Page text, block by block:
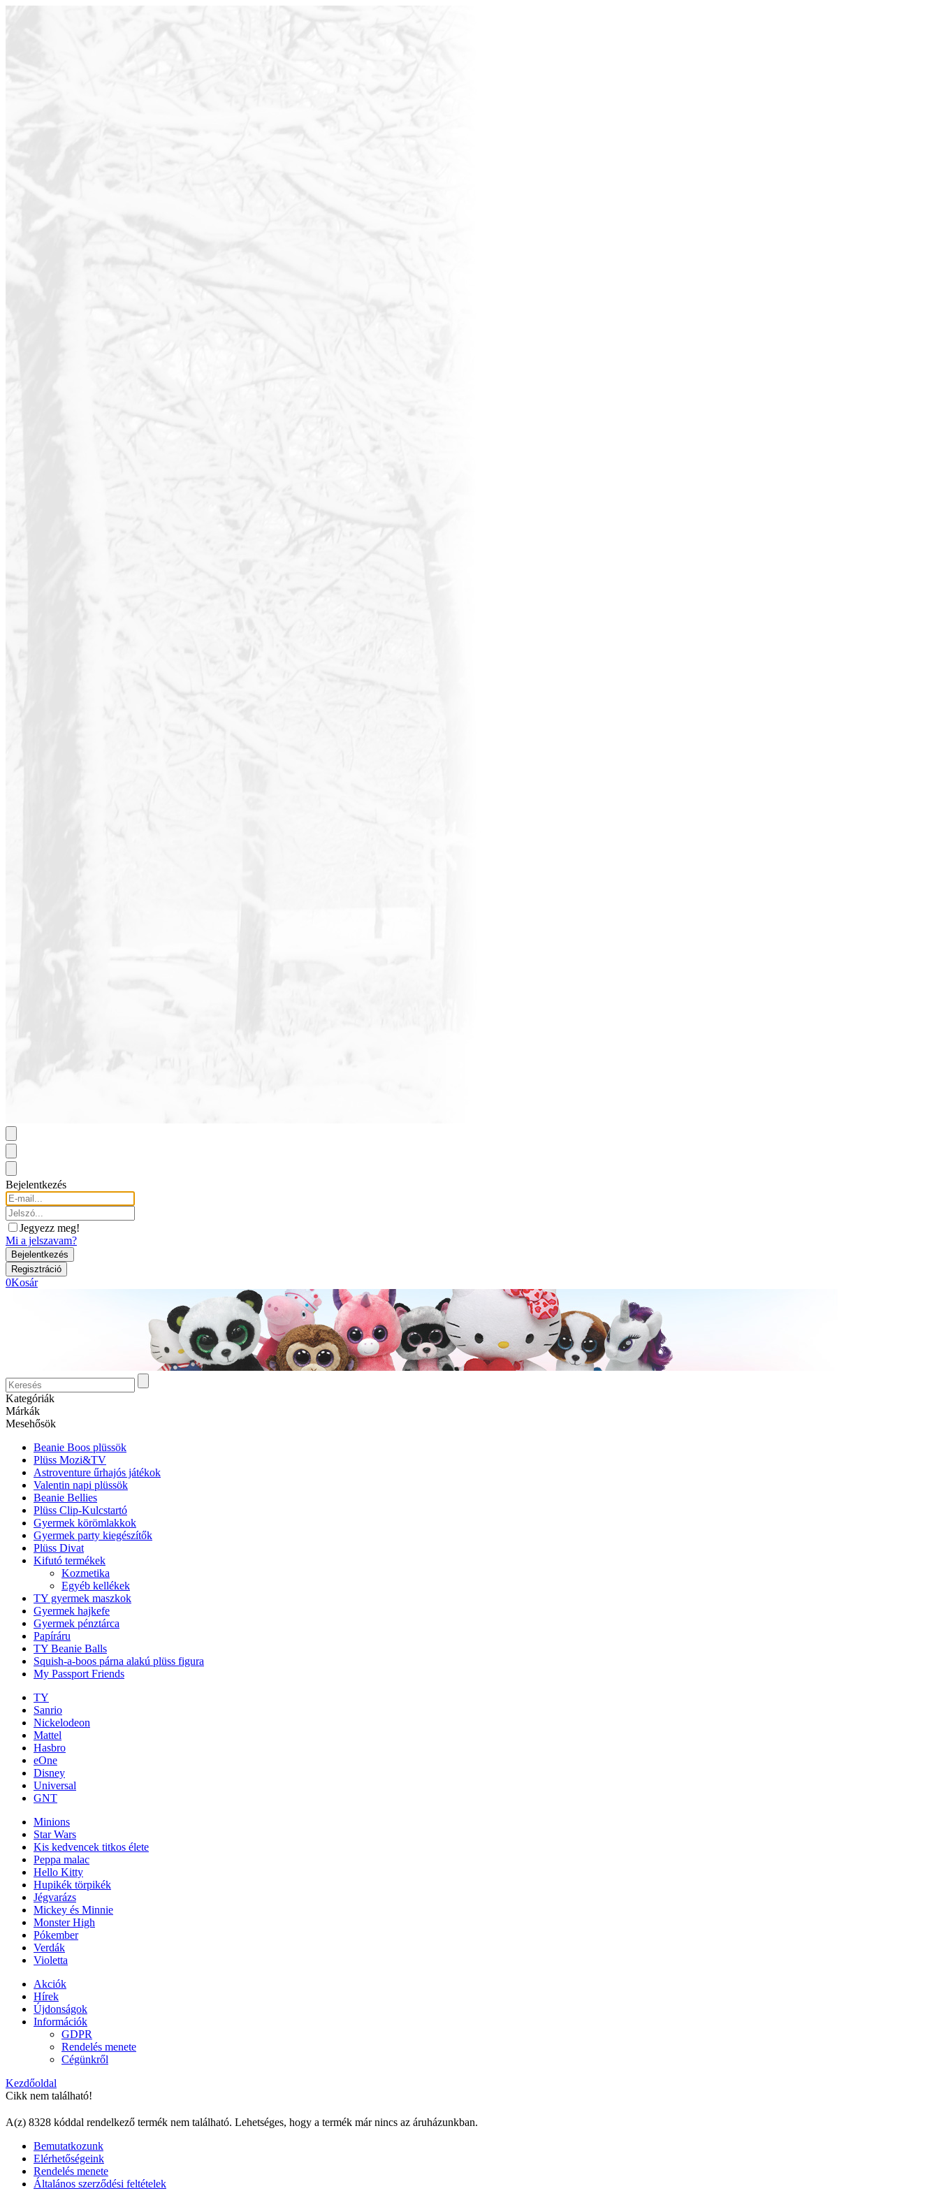
Bejelentkezés
Jegyezz meg!
Mi a jelszavam?
0Kosár
Kategóriák
Márkák
Mesehősök
Beanie Boos plüssök
Plüss Mozi&TV
Astroventure űrhajós játékok
Valentin napi plüssök
Beanie Bellies
Plüss Clip-Kulcstartó
Gyermek körömlakkok
Gyermek party kiegészítők
Plüss Divat
Kifutó termékek
Kozmetika
Egyéb kellékek
TY gyermek maszkok
Gyermek hajkefe
Gyermek pénztárca
Papíráru
TY Beanie Balls
Squish-a-boos párna alakú plüss figura
My Passport Friends
TY
Sanrio
Nickelodeon
Mattel
Hasbro
eOne
Disney
Universal
GNT
Minions
Star Wars
Kis kedvencek titkos élete
Peppa malac
Hello Kitty
Hupikék törpikék
Jégvarázs
Mickey és Minnie
Monster High
Pókember
Verdák
Violetta
Akciók
Hírek
Újdonságok
Információk
GDPR
Rendelés menete
Cégünkről
Kezdőoldal
Cikk nem található!
A(z) 8328 kóddal rendelkező termék nem található. Lehetséges, hogy a termék már nincs az áruházunkban.
Bemutatkozunk
Elérhetőségeink
Rendelés menete
Általános szerződési feltételek